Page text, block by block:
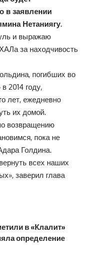
в заявлении
Нетаниягу.
и выражаю
за находчивость
погибших во
2014 году,
лет, ежедневно
их домой.
возвращению
пока не
Голдина.
всех наших
заверил глава
в «Клалит»
определение